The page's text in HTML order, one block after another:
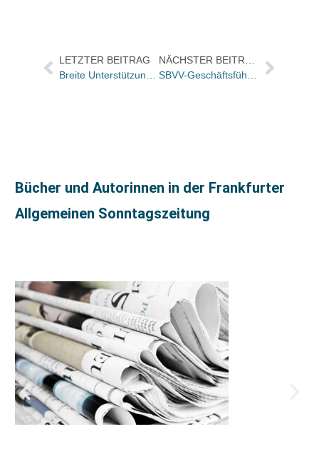
LETZTER BEITRAG
Bücher und Autorinnen in der Frankfurter
Allgemeinen Sonntagszeitung